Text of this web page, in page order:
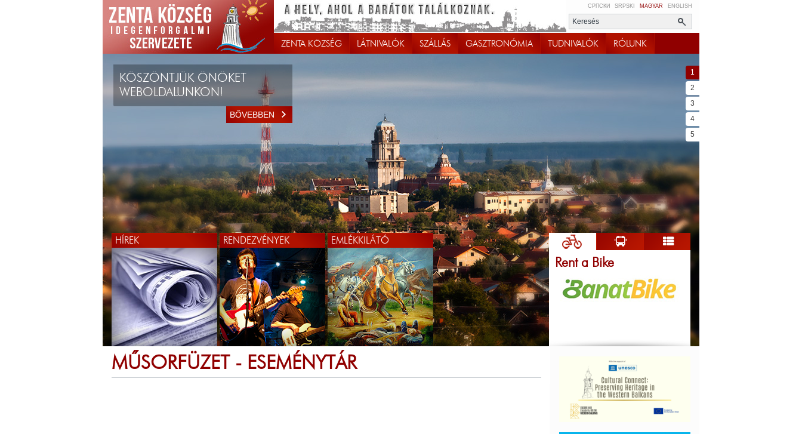
СРПСКИ SRPSKI MAGYAR ENGLISH
ZENTA KÖZSÉG LÁTNIVALÓK SZÁLLÁS GASZTRONÓMIA TUDNIVALÓK RÓLUNK
KÖSZÖNTJÜK ÖNÖKET
WEBOLDALUNKON!
BŐVEBBEN
BŐVEBBEN
1
2
3
4
5
HÍREK RENDEZVÉNYEK EMLÉKKILÁTÓ
Rent a Bike
MŰSORFÜZET - ESEMÉNYTÁR